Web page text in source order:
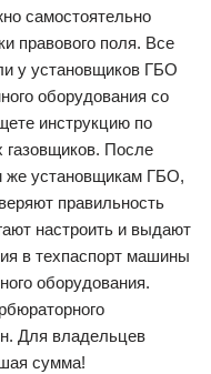
самостоятельно
правового поля. Все
у установщиков ГБО
оборудования со
инструкцию по
газовщиков. После
же установщикам ГБО,
правильность
настроить и выдают
в техпаспорт машины
оборудования.
Для владельцев
сумма!